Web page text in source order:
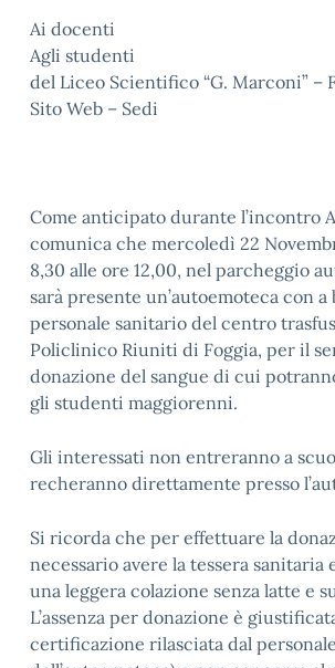
Ai docenti
Agli studenti
del Liceo Scientifico “G. Marconi” –
Sito Web – Sedi
Come anticipato durante l’incontro
comunica che mercoledì 22
8,30 alle ore 12,00, nel parcheggio
sarà presente un’autoemoteca con
personale sanitario del centro
Policlinico Riuniti di Foggia, per il
donazione del sangue di cui
gli studenti maggiorenni.
Gli interessati non entreranno a
recheranno direttamente presso
Si ricorda che per effettuare la
necessario avere la tessera sanitaria
una leggera colazione senza latte e
L’assenza per donazione è
certificazione rilasciata dal personale